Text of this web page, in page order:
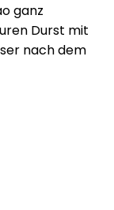
ganz
Durst mit
nach dem